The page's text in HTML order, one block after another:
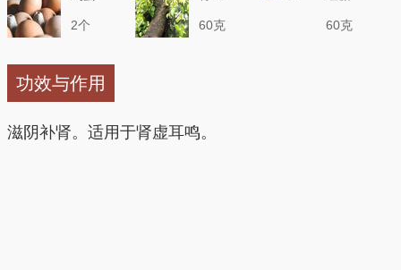
2个 60克 60克
功效与作用
滋阴补肾。适用于肾虚耳鸣。